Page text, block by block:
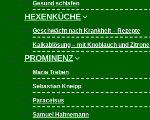
Gesund schlafen
HEXENKÜCHE
Geschwächt nach Krankheit – Rezepte
Kalkablösung – mit Knoblauch und Zitrone
PROMINENZ
Maria Treben
Sebastian Kneipp
Paracelsus
Samuel Hahnemann